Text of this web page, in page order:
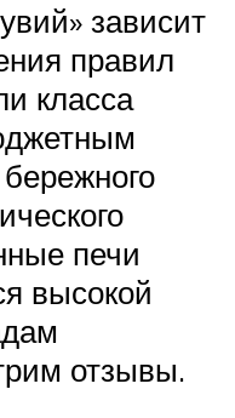
зависит
правил
класса
печи
высокой
отзывы.